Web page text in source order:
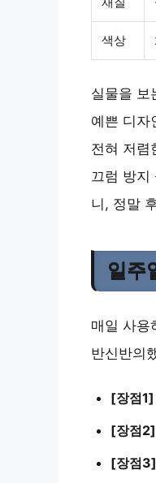
색상
실물을 보
예쁜 디자
전혀 저렴
끄럼 방지
니, 정말
일주
매일 사용
반신반의
[장점1]
[장점2]
[장점3]